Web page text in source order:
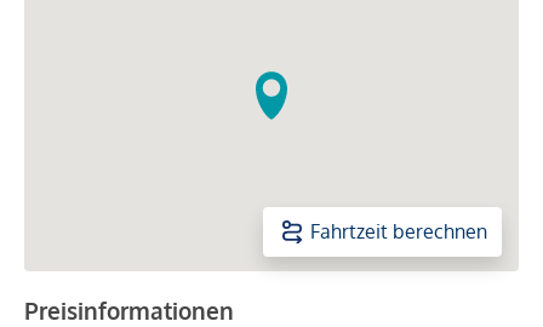
Fahrtzeit berechnen
Preisinformationen